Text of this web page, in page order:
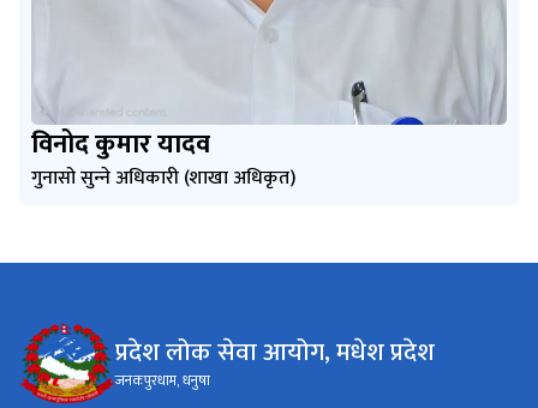
विनोद कुमार यादव
गुनासो सुन्‍ने अधिकारी (शाखा अधिकृत)
प्रदेश लोक सेवा आयोग, मधेश प्रदेश
जनकपुरधाम, धनुषा